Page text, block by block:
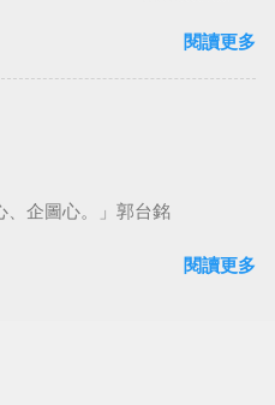
件沉重的事。#超譯尼采 — 中
May 23, 2023
閱讀更多
、企圖心。」郭台銘
閱讀更多